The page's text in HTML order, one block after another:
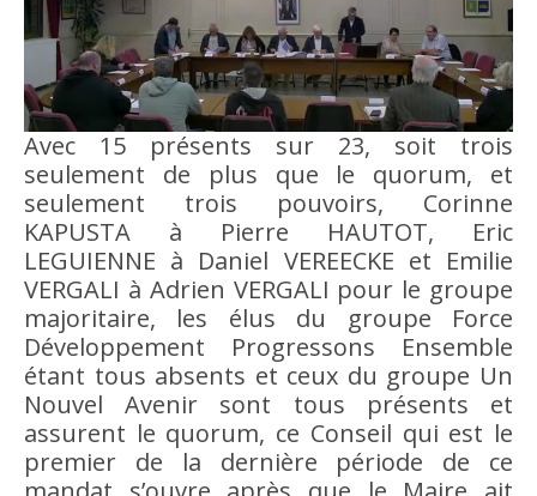
Avec 15 présents sur 23, soit trois
seulement de plus que le quorum, et
seulement trois pouvoirs, Corinne
KAPUSTA à Pierre HAUTOT, Eric
LEGUIENNE à Daniel VEREECKE et Emilie
VERGALI à Adrien VERGALI pour le groupe
majoritaire, les élus du groupe Force
Développement Progressons Ensemble
étant tous absents et ceux du groupe Un
Nouvel Avenir sont tous présents et
assurent le quorum, ce Conseil qui est le
premier de la dernière période de ce